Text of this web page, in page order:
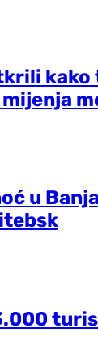
kako
u